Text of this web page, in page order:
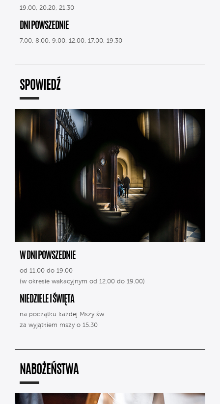
19.00, 20.20, 21.30
DNI POWSZEDNIE
7.00, 8.00, 9.00, 12.00, 17.00, 19.30
SPOWIEDŹ
W DNI POWSZEDNIE
od 11.00 do 19.00
(w okresie wakacyjnym od 12.00 do 19.00)
NIEDZIELE I ŚWIĘTA
na początku każdej Mszy św.
za wyjątkiem mszy o 15.30
NABOŻEŃSTWA